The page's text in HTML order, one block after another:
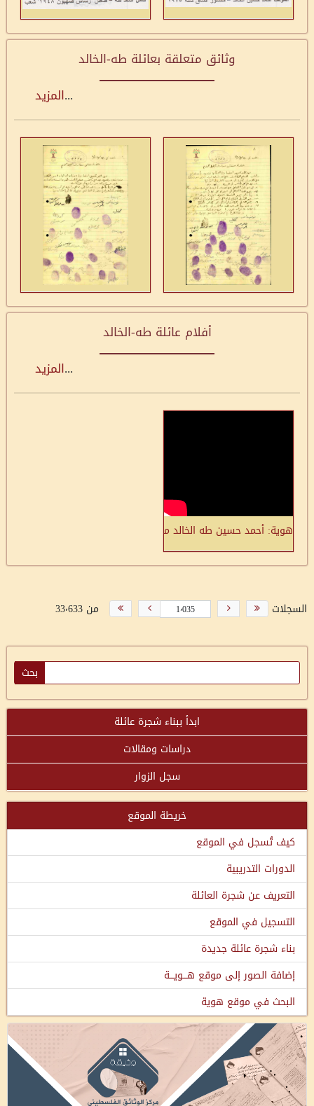
وثائق متعلقة بعائلة طه-الخالد
...المزيد
أفلام عائلة طه-الخالد
...المزيد
هوية: أحمد حسين طه الخالد من قرية شعب قضاء عكا: ضاعت
السجلات من 33٬633
ابدأ ببناء شجرة عائلة
دراسات ومقالات
سجل الزوار
خريطة الموقع
كيف تُسجل في الموقع
الدورات التدريبية
التعريف عن شجرة العائلة
التسجيل في الموقع
بناء شجرة عائلة جديدة
إضافة الصور إلى موقع هـــويـــة
البحث في موقع هوية